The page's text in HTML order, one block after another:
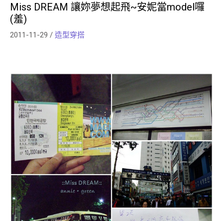
Miss DREAM 讓妳夢想起飛~安妮當model囉
(羞)
2011-11-29 / 造型穿搭